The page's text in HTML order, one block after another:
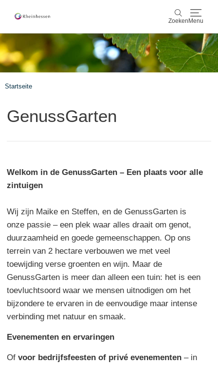
Zoeken Menu
Zoeken
wijn & gastronomie
Rheinhessen-Blog kaart
Startseite
GenussGarten
Welkom in de GenussGarten – Een plaats voor alle
zintuigen
Wij zijn Maike en Steffen, en de GenussGarten is
onze passie – een plek waar alles draait om genot,
duurzaamheid en goede gemeenschappen. Op ons
terrein van 2 hectare verbouwen we met veel
toewijding verse groenten en wijn. Maar de
GenussGarten is meer dan alleen een tuin: het is een
toevluchtsoord waar we mensen uitnodigen om het
bijzondere te ervaren in de eenvoudige maar intense
verbinding met natuur en smaak.
Evenementen en ervaringen
Of voor bedrijfsfeesten of privé evenementen – in